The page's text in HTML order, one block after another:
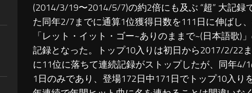
(2014/3/19〜2014/5/7)の約2倍にも及ぶ “超” 大記録
た同年2/7までに通算1位獲得日数を111日に伸ばし
「レット・イット・ゴー~ありのままで~(日本語歌)
記録となった。トップ10入りは初日から2017/2/22
に11位に落ちて連続記録がストップしたが、同年4/
1日のみであり、登場172日中171日でトップ10入り